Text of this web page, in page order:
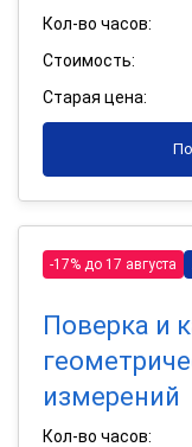
Кол-во часов:
Стоимость:
Старая цена:
-17% до 17 августа
Поверка и
измерений
Кол-во часов: